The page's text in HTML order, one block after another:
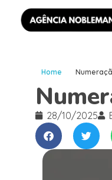
Home
28/10/2025